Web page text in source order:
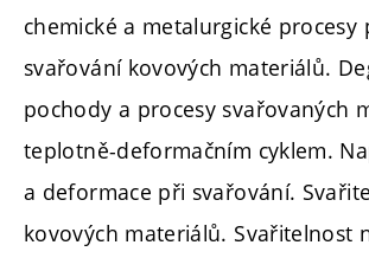
chemické a metalurgické
svařování kovových materiálů.
pochody a procesy svařovaných
teplotně-deformačním cyklem.
a deformace při svařování.
kovových materiálů. Svařitelnost